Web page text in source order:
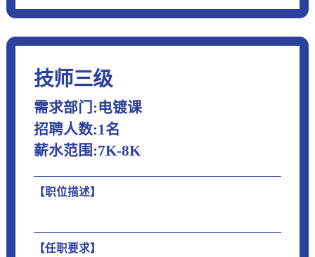
技师三级
需求部门:电镀课
招聘人数:1名
薪水范围:7K-8K
【职位描述】
【任职要求】